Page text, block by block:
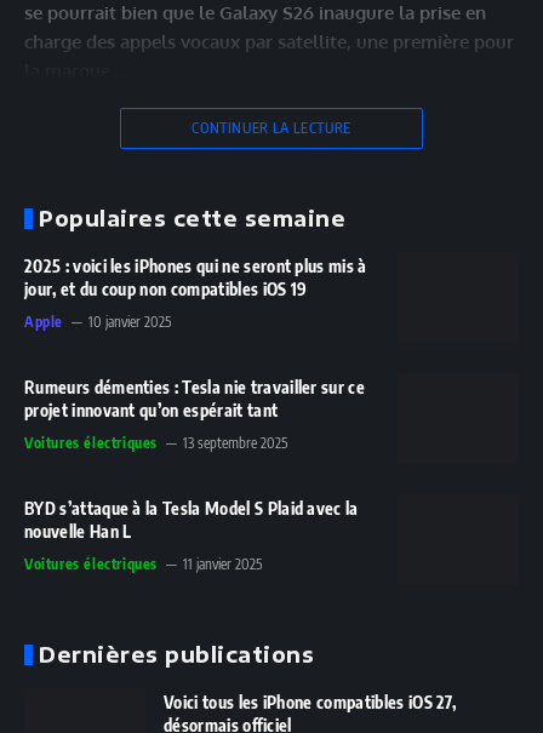
se pourrait bien que le Galaxy S26 inaugure la prise en
charge des appels vocaux par satellite, une première pour
CONTINUER LA LECTURE
Populaires cette semaine
2025 : voici les iPhones qui ne seront plus mis à
jour, et du coup non compatibles iOS 19
Apple 10 janvier 2025
Rumeurs démenties : Tesla nie travailler sur ce
projet innovant qu’on espérait tant
Voitures électriques 13 septembre 2025
BYD s’attaque à la Tesla Model S Plaid avec la
nouvelle Han L
Voitures électriques 11 janvier 2025
Dernières publications
Voici tous les iPhone compatibles iOS 27,
désormais officiel